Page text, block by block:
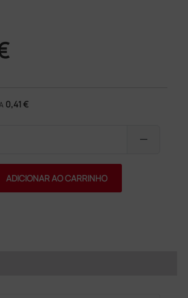
0,41 €
remove
ADICIONAR AO CARRINHO